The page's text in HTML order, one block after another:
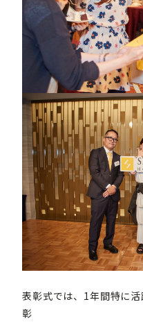
表彰式では、1年間特に
彰